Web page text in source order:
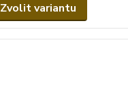
Zvolit variantu